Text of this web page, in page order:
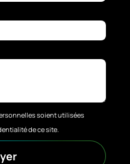
soient utilisées
de ce site.